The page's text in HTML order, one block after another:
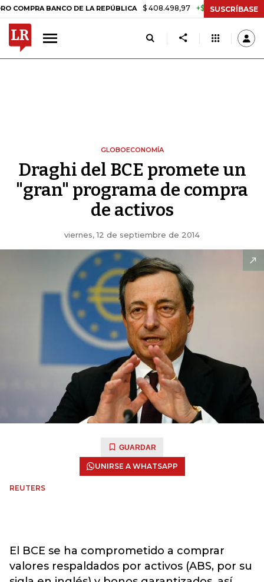
BANCO DE LA REPÚBLICA $ 408.498,97 +$ 8.753,81 +2,19%
SUSCRÍBASE
GLOBOECONOMÍA
Draghi del BCE promete un
"gran" programa de compra
de activos
viernes, 12 de septiembre de 2014
GUARDAR
UNIRSE A WHATSAPP
REUTERS
El BCE se ha comprometido a comprar
valores respaldados por activos (ABS, por su